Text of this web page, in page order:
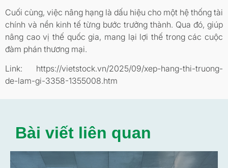
Cuối cùng, việc nâng hạng là dấu hiệu cho một hệ thống tài
chính và nền kinh tế từng bước trưởng thành. Qua đó, giúp
nâng cao vị thế quốc gia, mang lại lợi thế trong các cuộc
đàm phán thương mại.
Link: https://vietstock.vn/2025/09/xep-hang-thi-truong-
de-lam-gi-3358-1355008.htm
Bài viết liên quan